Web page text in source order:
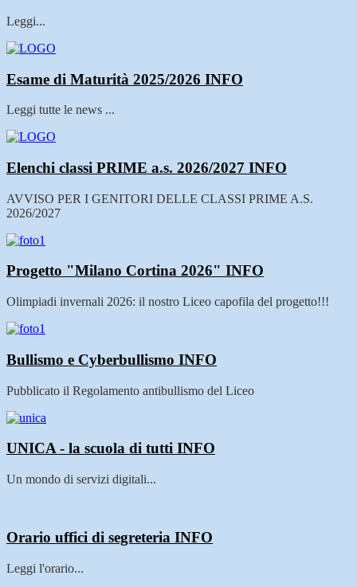
Leggi...
Esame di Maturità 2025/2026 INFO
Leggi tutte le news ...
Elenchi classi PRIME a.s. 2026/2027 INFO
AVVISO PER I GENITORI DELLE CLASSI PRIME A.S.
2026/2027
Progetto "Milano Cortina 2026" INFO
Olimpiadi invernali 2026: il nostro Liceo capofila del progetto!!!
Bullismo e Cyberbullismo INFO
Pubblicato il Regolamento antibullismo del Liceo
UNICA - la scuola di tutti INFO
Un mondo di servizi digitali...
Orario uffici di segreteria INFO
Leggi l'orario...